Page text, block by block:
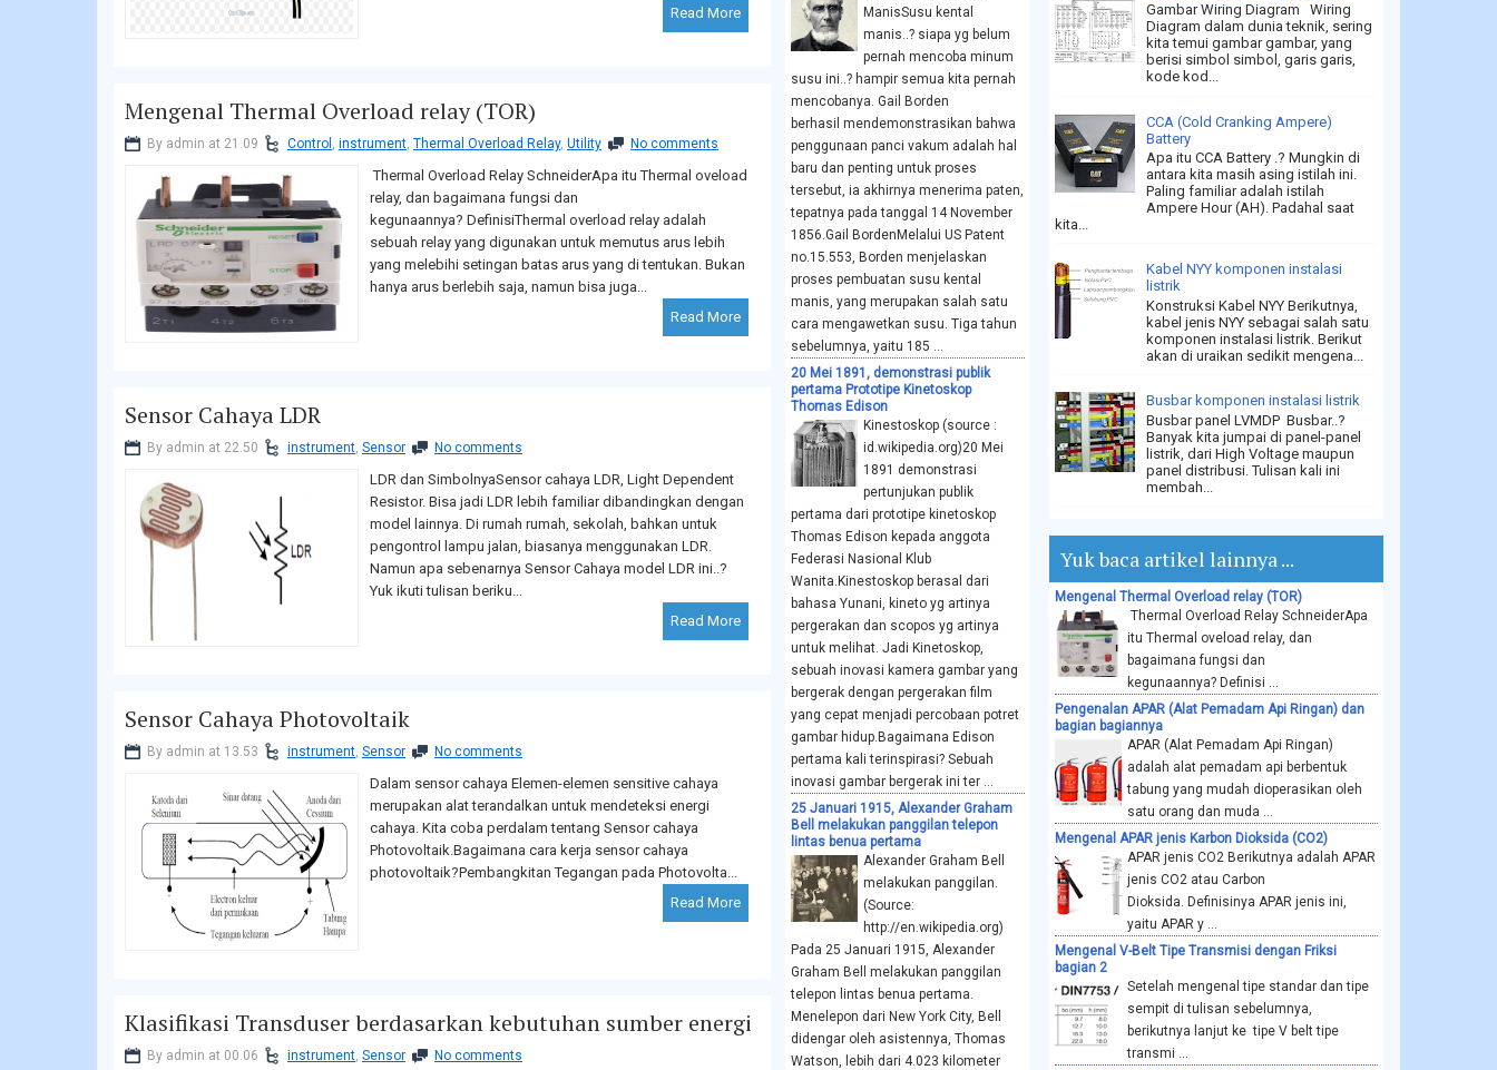
Read More
Mengenal Thermal Overload relay (TOR)
By admin at 21.09 Control instrument Thermal Overload Relay, Utility No comments
Thermal Overload Relay SchneiderApa itu Thermal oveload
relay, dan bagaimana fungsi dan
kegunaannya? DefinisiThermal overload relay adalah
sebuah relay yang digunakan untuk memutus arus lebih
yang melebihi setingan batas arus yang di tentukan. Bukan
hanya arus berlebih saja, namun bisa juga...
Read More
Sensor Cahaya LDR
By admin at 22.50 instrument Sensor No comments
LDR dan SimbolnyaSensor cahaya LDR, Light Dependent
Resistor. Bisa jadi LDR lebih familiar dibandingkan dengan
model lainnya. Di rumah rumah, sekolah, bahkan untuk
pengontrol lampu jalan, biasanya menggunakan LDR.
Namun apa sebenarnya Sensor Cahaya model LDR ini..?
Yuk ikuti tulisan beriku...
Read More
Sensor Cahaya Photovoltaik
By admin at 13.53 instrument Sensor No comments
Dalam sensor cahaya Elemen-elemen sensitive cahaya
merupakan alat terandalkan untuk mendeteksi energi
cahaya. Kita coba perdalam tentang Sensor cahaya
Photovoltaik.Bagaimana cara kerja sensor cahaya
photovoltaik?Pembangkitan Tegangan pada Photovolta...
Read More
Klasifikasi Transduser berdasarkan kebutuhan sumber energi
By admin at 00.06 instrument Sensor No comments
ManisSusu kental
manis..? siapa yg belum
pernah mencoba minum
susu ini..? hampir semua kita pernah
mencobanya. Gail Borden
berhasil mendemonstrasikan bahwa
penggunaan panci vakum adalah hal
baru dan penting untuk proses
tersebut, ia akhirnya menerima paten,
tepatnya pada tanggal 14 November
1856.Gail BordenMelalui US Patent
no.15.553, Borden menjelaskan
proses pembuatan susu kental
manis, yang merupakan salah satu
cara mengawetkan susu. Tiga tahun
sebelumnya, yaitu 185 ...
20 Mei 1891, demonstrasi publik
pertama Prototipe Kinetoskop
Thomas Edison
Kinestoskop (source :
id.wikipedia.org)20 Mei
1891 demonstrasi
pertunjukan publik
pertama dari prototipe kinetoskop
Thomas Edison kepada anggota
Federasi Nasional Klub
Wanita.Kinestoskop berasal dari
bahasa Yunani, kineto yg artinya
pergerakan dan scopos yg artinya
untuk melihat. Jadi Kinetoskop,
sebuah inovasi kamera gambar yang
bergerak dengan pergerakan film
yang cepat menjadi percobaan potret
gambar hidup.Bagaimana Edison
pertama kali terinspirasi? Sebuah
inovasi gambar bergerak ini ter ...
25 Januari 1915, Alexander Graham
Bell melakukan panggilan telepon
lintas benua pertama
Alexander Graham Bell
melakukan panggilan.
(Source:
http://en.wikipedia.org)
Pada 25 Januari 1915, Alexander
Graham Bell melakukan panggilan
telepon lintas benua pertama.
Menelepon dari New York City, Bell
didengar oleh asistennya, Thomas
Watson, lebih dari 4.023 kilometer
Gambar Wiring Diagram Wiring
Diagram dalam dunia teknik, sering
kita temui gambar gambar, yang
berisi simbol simbol, garis garis,
kode kod...
CCA (Cold Cranking Ampere)
Battery
Apa itu CCA Battery .? Mungkin di
antara kita masih asing istilah ini.
Paling familiar adalah istilah
Ampere Hour (AH). Padahal saat
kita...
Kabel NYY komponen instalasi
listrik
Konstruksi Kabel NYY Berikutnya,
kabel jenis NYY sebagai salah satu
komponen instalasi listrik. Berikut
akan di uraikan sedikit mengena...
Busbar komponen instalasi listrik
Busbar panel LVMDP Busbar..?
Banyak kita jumpai di panel-panel
listrik, dari High Voltage maupun
panel distribusi. Tulisan kali ini
membah...
Yuk baca artikel lainnya ...
Mengenal Thermal Overload relay (TOR)
Thermal Overload Relay SchneiderApa
itu Thermal oveload relay, dan
bagaimana fungsi dan
kegunaannya? Definisi ...
Pengenalan APAR (Alat Pemadam Api Ringan) dan
bagian bagiannya
APAR (Alat Pemadam Api Ringan)
adalah alat pemadam api berbentuk
tabung yang mudah dioperasikan oleh
satu orang dan muda ...
Mengenal APAR jenis Karbon Dioksida (CO2)
APAR jenis CO2 Berikutnya adalah APAR
jenis CO2 atau Carbon
Dioksida. Definisinya APAR jenis ini,
yaitu APAR y ...
Mengenal V-Belt Tipe Transmisi dengan Friksi
bagian 2
Setelah mengenal tipe standar dan tipe
sempit di tulisan sebelumnya,
berikutnya lanjut ke tipe V belt tipe
transmi ...